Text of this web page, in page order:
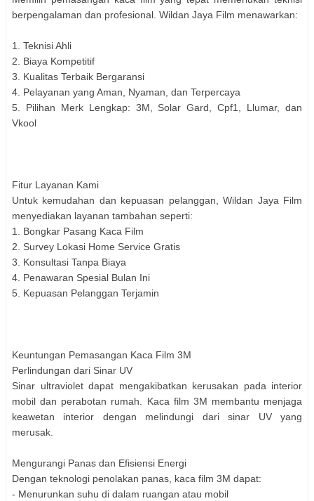
berpengalaman dan profesional. Wildan Jaya Film menawarkan:
1. Teknisi Ahli
2. Biaya Kompetitif
3. Kualitas Terbaik Bergaransi
4. Pelayanan yang Aman, Nyaman, dan Terpercaya
5. Pilihan Merk Lengkap: 3M, Solar Gard, Cpf1, Llumar, dan
Vkool
Fitur Layanan Kami
Untuk kemudahan dan kepuasan pelanggan, Wildan Jaya Film
menyediakan layanan tambahan seperti:
1. Bongkar Pasang Kaca Film
2. Survey Lokasi Home Service Gratis
3. Konsultasi Tanpa Biaya
4. Penawaran Spesial Bulan Ini
5. Kepuasan Pelanggan Terjamin
Keuntungan Pemasangan Kaca Film 3M
Perlindungan dari Sinar UV
Sinar ultraviolet dapat mengakibatkan kerusakan pada interior
mobil dan perabotan rumah. Kaca film 3M membantu menjaga
keawetan interior dengan melindungi dari sinar UV yang
merusak.
Mengurangi Panas dan Efisiensi Energi
Dengan teknologi penolakan panas, kaca film 3M dapat:
- Menurunkan suhu di dalam ruangan atau mobil